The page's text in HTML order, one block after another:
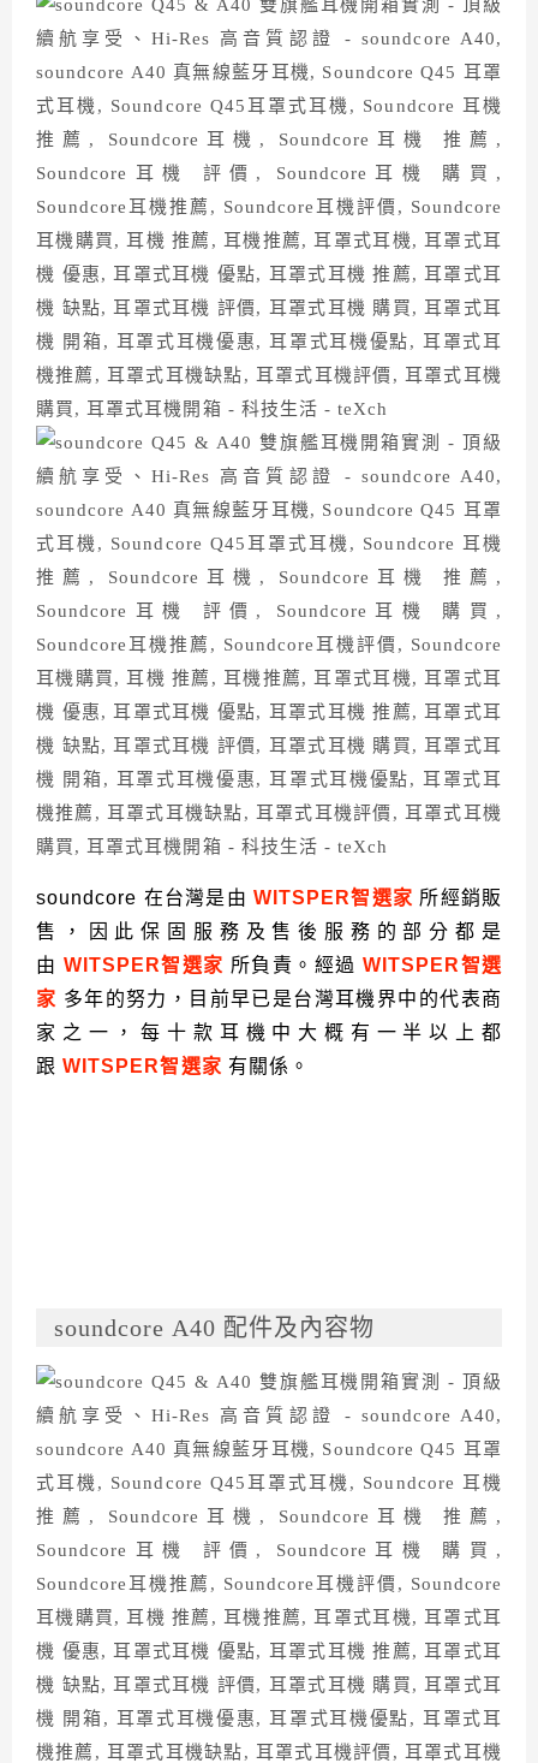
soundcore 在台灣是由 WITSPER智選家 所經銷販
售，因此保固服務及售後服務的部分都是
由 WITSPER智選家 所負責。經過 WITSPER智選
家 多年的努力，目前早已是台灣耳機界中的代表商
家之一，每十款耳機中大概有一半以上都
跟WITSPER智選家 有關係。
soundcore A40 配件及內容物